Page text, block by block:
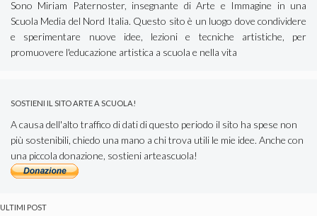
Sono Miriam Paternoster, insegnante di Arte e Immagine in una
Scuola Media del Nord Italia. Questo sito è un luogo dove condividere
e sperimentare nuove idee, lezioni e tecniche artistiche, per
promuovere l'educazione artistica a scuola e nella vita
SOSTIENI IL SITO ARTE A SCUOLA!
A causa dell'alto traffico di dati di questo periodo il sito ha spese non
più sostenibili, chiedo una mano a chi trova utili le mie idee. Anche con
una piccola donazione, sostieni arteascuola!
ULTIMI POST